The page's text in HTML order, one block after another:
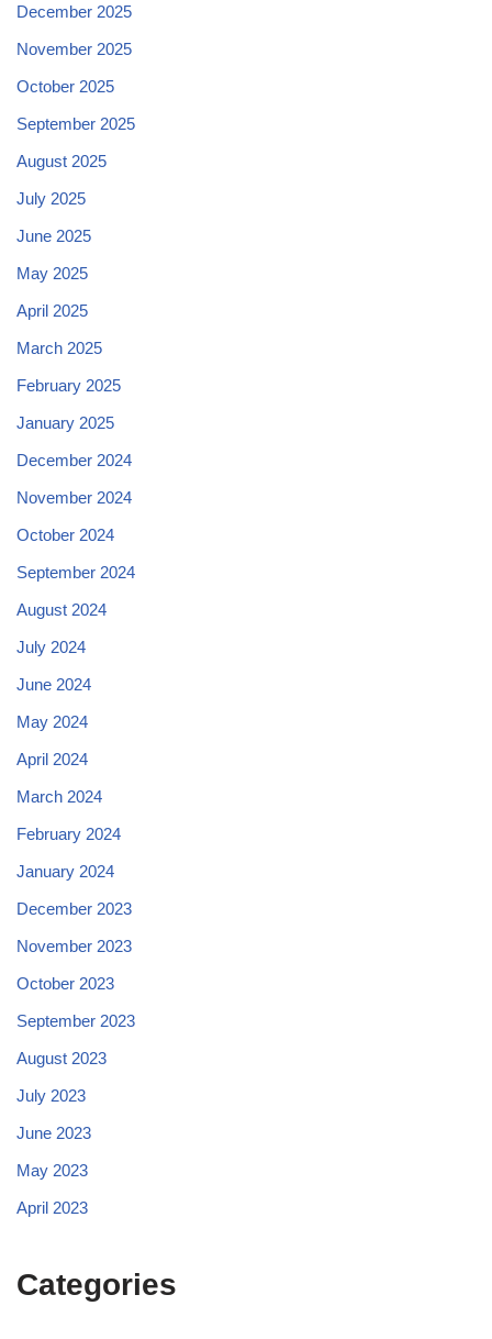
December 2025
November 2025
October 2025
September 2025
August 2025
July 2025
June 2025
May 2025
April 2025
March 2025
February 2025
January 2025
December 2024
November 2024
October 2024
September 2024
August 2024
July 2024
June 2024
May 2024
April 2024
March 2024
February 2024
January 2024
December 2023
November 2023
October 2023
September 2023
August 2023
July 2023
June 2023
May 2023
April 2023
Categories